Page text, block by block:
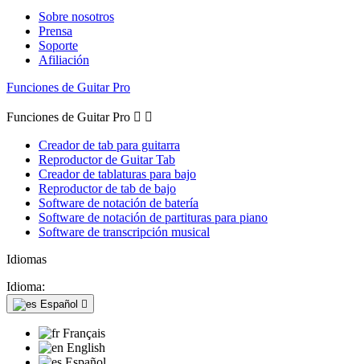
Sobre nosotros
Prensa
Soporte
Afiliación
Funciones de Guitar Pro
Funciones de Guitar Pro  
Creador de tab para guitarra
Reproductor de Guitar Tab
Creador de tablaturas para bajo
Reproductor de tab de bajo
Software de notación de batería
Software de notación de partituras para piano
Software de transcripción musical
Idiomas
Idioma:
Español 
Français
English